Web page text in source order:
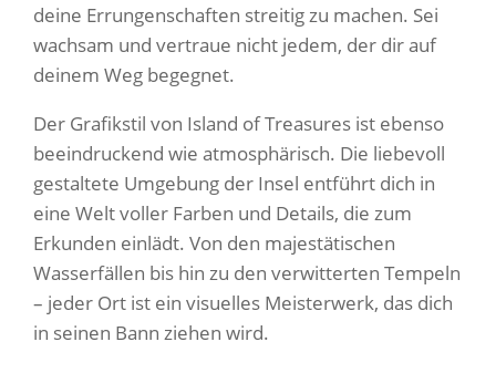
deine Errungenschaften streitig zu machen. Sei
wachsam und vertraue nicht jedem, der dir auf
deinem Weg begegnet.
Der Grafikstil von Island of Treasures ist ebenso
beeindruckend wie atmosphärisch. Die liebevoll
gestaltete Umgebung der Insel entführt dich in
eine Welt voller Farben und Details, die zum
Erkunden einlädt. Von den majestätischen
Wasserfällen bis hin zu den verwitterten Tempeln
– jeder Ort ist ein visuelles Meisterwerk, das dich
in seinen Bann ziehen wird.